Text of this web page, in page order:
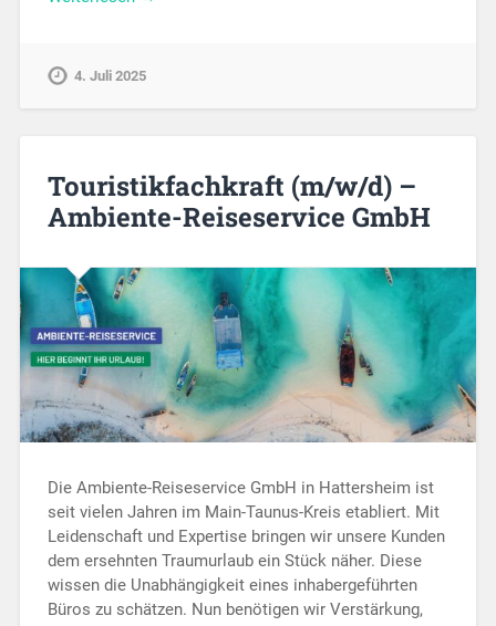
4. Juli 2025
Touristikfachkraft (m/w/d) –
Ambiente-Reiseservice GmbH
Die Ambiente-Reiseservice GmbH in Hattersheim ist
seit vielen Jahren im Main-Taunus-Kreis etabliert. Mit
Leidenschaft und Expertise bringen wir unsere Kunden
dem ersehnten Traumurlaub ein Stück näher. Diese
wissen die Unabhängigkeit eines inhabergeführten
Büros zu schätzen. Nun benötigen wir Verstärkung,